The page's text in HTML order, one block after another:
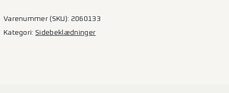
Varenummer (SKU): 2060133
Kategori:Sidebeklædninger